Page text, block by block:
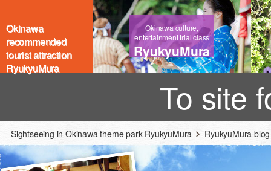
Okinawa
recommended
tourist attraction
RyukyuMura
Okinawa culture,
entertainment trial class
RyukyuMura
To site
Sightseeing in Okinawa theme park RyukyuMura RyukyuMura blog